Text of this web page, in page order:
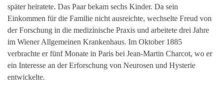
später heiratete. Das Paar bekam sechs Kinder. Da sein
Einkommen für die Familie nicht ausreichte, wechselte Freud von
der Forschung in die medizinische Praxis und arbeitete drei Jahre
im Wiener Allgemeinen Krankenhaus. Im Oktober 1885
verbrachte er fünf Monate in Paris bei Jean-Martin Charcot, wo er
ein Interesse an der Erforschung von Neurosen und Hysterie
entwickelte.